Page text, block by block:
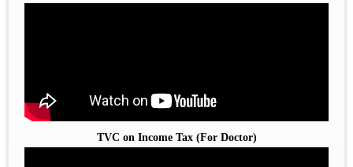
TVC on Income Tax (For Doctor)